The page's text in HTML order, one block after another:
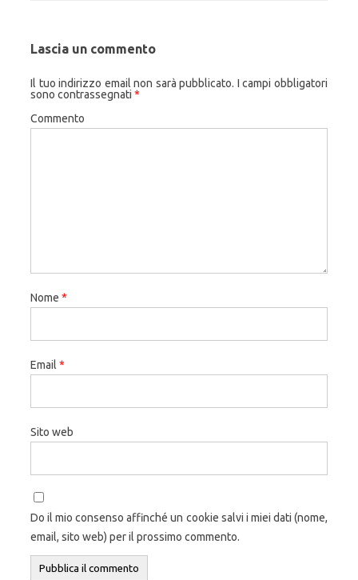
Lascia un commento
Il tuo indirizzo email non sarà pubblicato. I campi obbligatori
sono contrassegnati *
Commento
Nome *
Email *
Sito web
Do il mio consenso affinché un cookie salvi i miei dati (nome,
email, sito web) per il prossimo commento.